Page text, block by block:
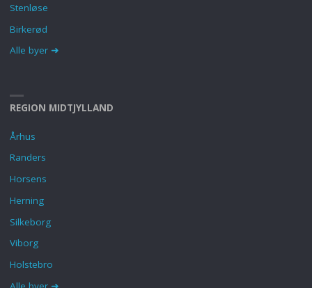
Stenløse
Birkerød
Alle byer ➜
REGION MIDTJYLLAND
Århus
Randers
Horsens
Herning
Silkeborg
Viborg
Holstebro